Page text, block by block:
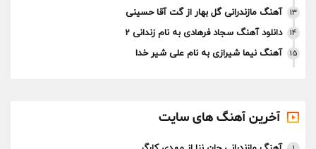
13 آهنگ مازندرانی گل بهار از گت آقا حسینی
14 دانلود آهنگ سجاد فرهادی به نام زندانی 2
15 آهنگ نیما شیرازی به نام علی شیر خدا
آخرین آهنگ های سایت